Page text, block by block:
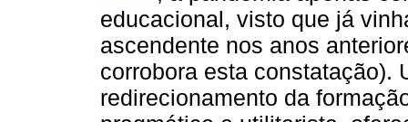
educacional, visto que já
ascendente nos anos
corrobora esta constatação).
redirecionamento da